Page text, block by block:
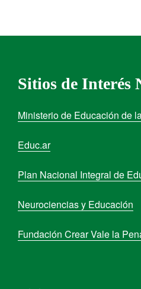
Sitios de Interés
Ministerio de Educación de
Educ.ar
Plan Nacional Integral de
Neurociencias y Educación
Fundación Crear Vale la